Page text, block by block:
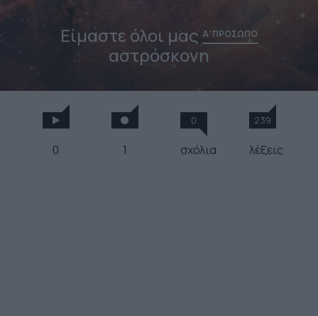
Είμαστε όλοι μας Α' ΠΡΟΣΩΠΟ
αστρόσκονη
0 1
0
σχόλια
239
λέξεις